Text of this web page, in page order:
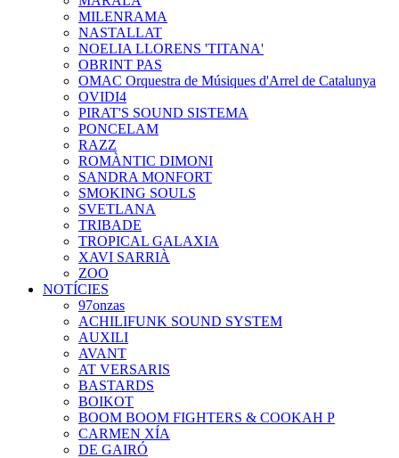
MILENRAMA
NASTALLAT
NOELIA LLORENS 'TITANA'
OBRINT PAS
OMAC Orquestra de Músiques d'Arrel de Catalunya
OVIDI4
PIRAT'S SOUND SISTEMA
PONCELAM
RAZZ
ROMÀNTIC DIMONI
SANDRA MONFORT
SMOKING SOULS
SVETLANA
TRIBADE
TROPICAL GALAXIA
XAVI SARRIÀ
ZOO
NOTÍCIES
97onzas
ACHILIFUNK SOUND SYSTEM
AUXILI
AVANT
AT VERSARIS
BASTARDS
BOIKOT
BOOM BOOM FIGHTERS & COOKAH P
CARMEN XÍA
DE GAIRÓ